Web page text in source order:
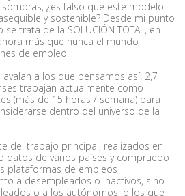
¿es falso que este modelo
y sostenible? Desde mi punto
trata de la SOLUCIÓN TOTAL, en
más que nunca el mundo
de empleo.
a los que pensamos así: 2,7
trabajan actualmente como
(más de 15 horas / semana) para
dentro del universo de la
del trabajo principal, realizados en
datos de varios países y compruebo
plataformas de empleos
a desempleados o inactivos, sino
o a los autónomos, o los que